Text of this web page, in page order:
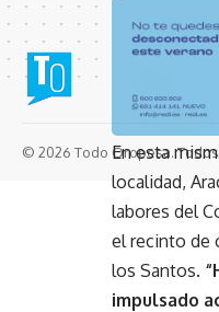
En esta
localidad,
labores del
el recinto de
los Santos.
impulsado
© 2026 Todo Oropesa.